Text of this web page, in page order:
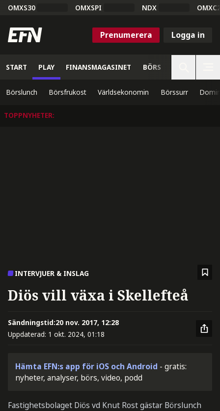
OMXS30 OMXSPI NDX
Prenumerera Logga in
START PLAY FINANSMAGASINET BÖRS
Börslunch Börsfrukost Världsekonomin Börssurr
TOPPNYHETER:
INTERVJUER & INSLAG
Diös vill växa i Skellefteå
Sändningstid:20 nov. 2017, 12:28
Uppdaterad: 1 okt. 2024, 01:18
Hämta EFN:s app för iOS och Android - gratis:
nyheter, analyser, börs, video, podd
Fastighetsbolaget Diös vd Knut Rost gästar Börslunch